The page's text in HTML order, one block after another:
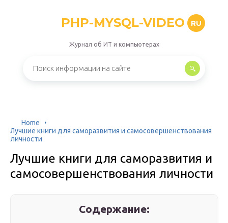
PHP-MYSQL-VIDEO RU
Журнал об ИТ и компьютерах
Home
Лучшие книги для саморазвития и самосовершенствования
личности
Лучшие книги для саморазвития и
самосовершенствования личности
Содержание: